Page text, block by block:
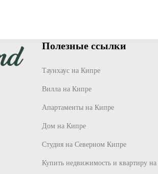
Полезные ссылки
Таунхаус на Кипре
Вилла на Кипре
Апартаменты на Кипре
Дом на Кипре
Студия на Северном Кипре
Купить недвижимость и квартиру